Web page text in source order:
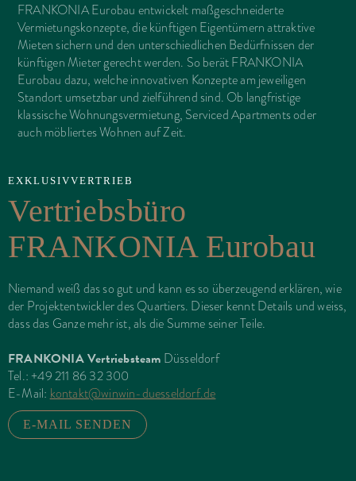
FRANKONIA Eurobau entwickelt maßgeschneiderte
Vermietungskonzepte, die künftigen Eigentümern attraktive
Mieten sichern und den unterschiedlichen Bedürfnissen der
künftigen Mieter gerecht werden. So berät FRANKONIA
Eurobau dazu, welche innovativen Konzepte am jeweiligen
Standort umsetzbar und zielführend sind. Ob langfristige
klassische Wohnungsvermietung, Serviced Apartments oder
auch möbliertes Wohnen auf Zeit.
EXKLUSIVVERTRIEB
Vertriebsbüro
FRANKONIA Eurobau
Niemand weiß das so gut und kann es so überzeugend erklären, wie
der Projektentwickler des Quartiers. Dieser kennt Details und weiss,
dass das Ganze mehr ist, als die Summe seiner Teile.
FRANKONIA Vertriebsteam Düsseldorf
Tel.: +49 211 86 32 300
E-Mail: kontakt@winwin-duesseldorf.de
E-MAIL SENDEN